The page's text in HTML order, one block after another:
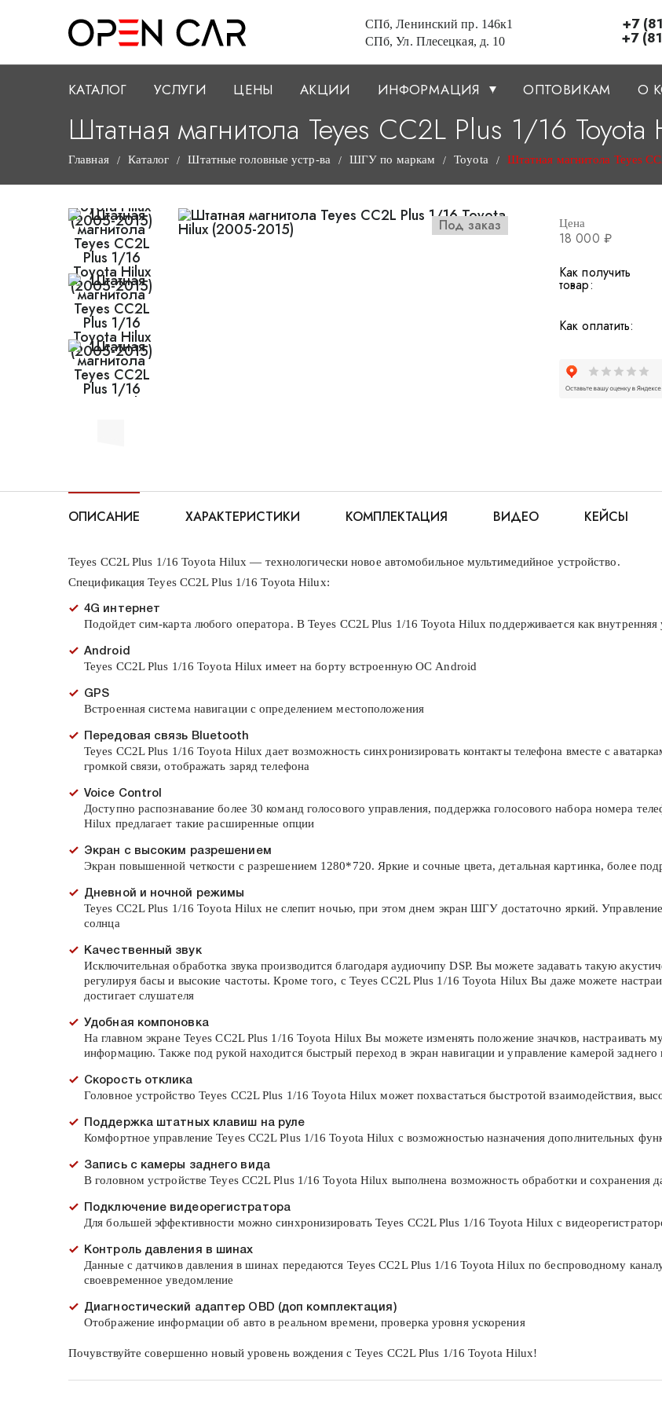
СПб, Ленинский пр. 146к1
СПб, Ул. Плесецкая, д. 10
+7
+7
КАТАЛОГ УСЛУГИ ЦЕНЫ АКЦИИ ИНФОРМАЦИЯ ОПТОВИКАМ О
Штатная магнитола Teyes CC2L Plus 1/16
Главная / Каталог / Штатные головные устр-ва / ШГУ по маркам / Toyota / Штатная магнитола Teyes
Под заказ Цена
18 000 ₽
Как получить
товар:
Как оплатить:
ОПИСАНИЕ ХАРАКТЕРИСТИКИ КОМПЛЕКТАЦИЯ ВИДЕО КЕЙСЫ
Teyes CC2L Plus 1/16 Toyota Hilux — технологически новое автомобильное мультимедийное устройство.
Спецификация Teyes CC2L Plus 1/16 Toyota Hilux:
4G интернет
Подойдет сим-карта любого оператора. В Teyes CC2L Plus 1/16 Toyota Hilux поддерживается как
Android
Teyes CC2L Plus 1/16 Toyota Hilux имеет на борту встроенную ОС Android
GPS
Встроенная система навигации с определением местоположения
Передовая связь Bluetooth
Teyes CC2L Plus 1/16 Toyota Hilux дает возможность синхронизировать контакты телефона вместе с
громкой связи, отображать заряд телефона
Voice Control
Доступно распознавание более 30 команд голосового управления, поддержка голосового набора номера
Hilux предлагает такие расширенные опции
Экран с высоким разрешением
Экран повышенной четкости с разрешением 1280*720. Яркие и сочные цвета, детальная картинка, более
Дневной и ночной режимы
Teyes CC2L Plus 1/16 Toyota Hilux не слепит ночью, при этом днем экран ШГУ достаточно яркий.
солнца
Качественный звук
Исключительная обработка звука производится благодаря аудиочипу DSP. Вы можете задавать такую
регулируя басы и высокие частоты. Кроме того, с Teyes CC2L Plus 1/16 Toyota Hilux Вы даже можете
достигает слушателя
Удобная компоновка
На главном экране Teyes CC2L Plus 1/16 Toyota Hilux Вы можете изменять положение значков, настраивать
информацию. Также под рукой находится быстрый переход в экран навигации и управление камерой заднего
Скорость отклика
Головное устройство Teyes CC2L Plus 1/16 Toyota Hilux может похвастаться быстротой взаимодействия,
Поддержка штатных клавиш на руле
Комфортное управление Teyes CC2L Plus 1/16 Toyota Hilux с возможностью назначения дополнительных
Запись с камеры заднего вида
В головном устройстве Teyes CC2L Plus 1/16 Toyota Hilux выполнена возможность обработки и сохранения
Подключение видеорегистратора
Для большей эффективности можно синхронизировать Teyes CC2L Plus 1/16 Toyota Hilux с
Контроль давления в шинах
Данные с датчиков давления в шинах передаются Teyes CC2L Plus 1/16 Toyota Hilux по беспроводному
своевременное уведомление
Диагностический адаптер OBD (доп комплектация)
Отображение информации об авто в реальном времени, проверка уровня ускорения
Почувствуйте совершенно новый уровень вождения с Teyes CC2L Plus 1/16 Toyota Hilux!